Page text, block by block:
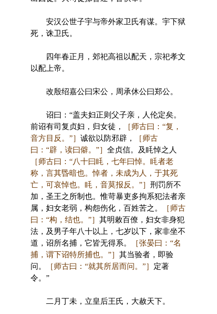
安汉公世子宇与帝外家卫氏有谋。宇下狱
死，诛卫氏。
四年春正月，郊祀高祖以配天，宗祀孝文
以配上帝。
改殷绍嘉公曰宋公，周承休公曰郑公。
诏曰：“盖夫妇正则父子亲，人伦定矣。
前诏有司复贞妇，归女徒，
［师古曰：“复，
音方目反。”］ 诚欲以防邪辟，
［师古
曰：“辟，读曰僻。”］ 全贞信。及眊悼之人
［师古曰：“八十曰眊，七年曰悼。眊者老
称，言其昬暗也。悼者，未成为人，于其死
亡，可哀悼也。眊，音莫报反。”］ 刑罚所不
加，圣王之所制也。惟苛暴吏多拘系犯法者亲
属，妇女老弱，构怨伤化，百姓苦之。
［师古
曰：“构，结也。”］ 其明敕百僚，妇女非身犯
法，及男子年八十以上，七岁以下，家非坐不
道，诏所名捕，它皆无得系。
［张晏曰：“名
捕，谓下诏特所捕也。”］ 其当验者，即验
问。
［师古曰：“就其所居而问。”］ 定著
令。”
二月丁未，立皇后王氏，大赦天下。